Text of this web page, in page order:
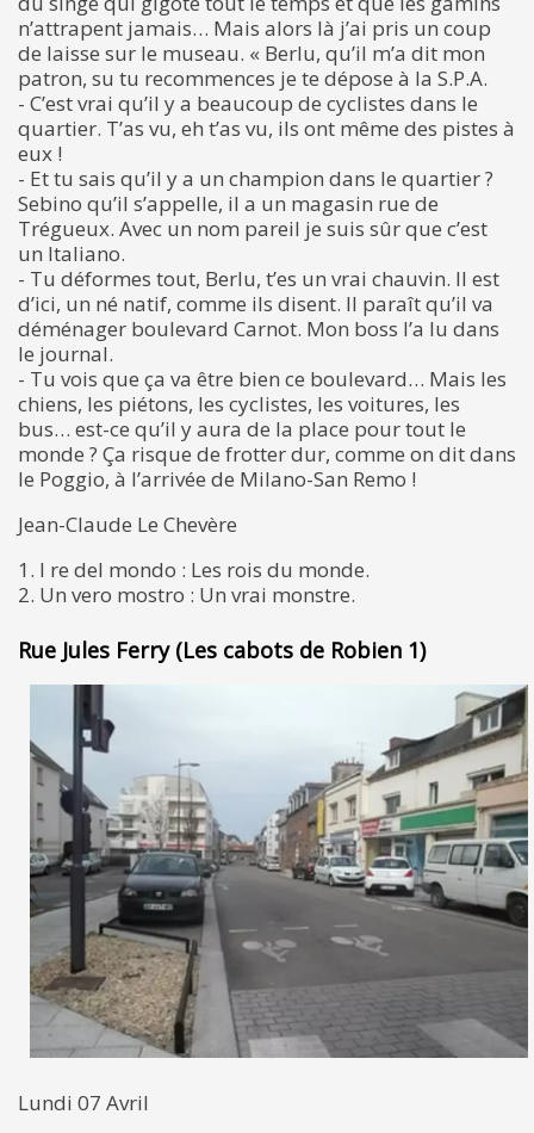
n’attrapent jamais… Mais alors là j’ai pris un coup
de laisse sur le museau. « Berlu, qu’il m’a dit mon
patron, su tu recommences je te dépose à la S.P.A.
- C’est vrai qu’il y a beaucoup de cyclistes dans le
quartier. T’as vu, eh t’as vu, ils ont même des pistes à
eux !
- Et tu sais qu’il y a un champion dans le quartier ?
Sebino qu’il s’appelle, il a un magasin rue de
Trégueux. Avec un nom pareil je suis sûr que c’est
un Italiano.
- Tu déformes tout, Berlu, t’es un vrai chauvin. Il est
d’ici, un né natif, comme ils disent. Il paraît qu’il va
déménager boulevard Carnot. Mon boss l’a lu dans
le journal.
- Tu vois que ça va être bien ce boulevard… Mais les
chiens, les piétons, les cyclistes, les voitures, les
bus… est-ce qu’il y aura de la place pour tout le
monde ? Ça risque de frotter dur, comme on dit dans
le Poggio, à l’arrivée de Milano-San Remo !
Jean-Claude Le Chevère
1. I re del mondo : Les rois du monde.
2. Un vero mostro : Un vrai monstre.
Rue Jules Ferry (Les cabots de Robien 1)
Lundi 07 Avril